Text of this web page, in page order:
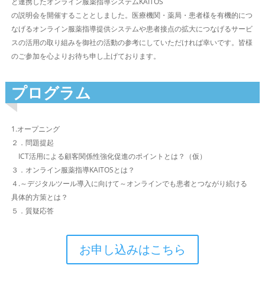
の説明会を開催することとしました。医療機関・薬局・患者様を有機的につ
なげるオンライン服薬指導提供システムや患者接点の拡大につなげるサービ
スの活用の取り組みを御社の活動の参考にしていただければ幸いです。皆様
のご参加を心よりお待ち申し上げております。
プログラム
1.オープニング
２．問題提起
ICT活用による顧客関係性強化促進のポイントとは？（仮）
３．オンライン服薬指導KAITOSとは？
４.～デジタルツール導入に向けて～オンラインでも患者とつながり続ける
具体的方策とは？
５．質疑応答
お申し込みはこちら